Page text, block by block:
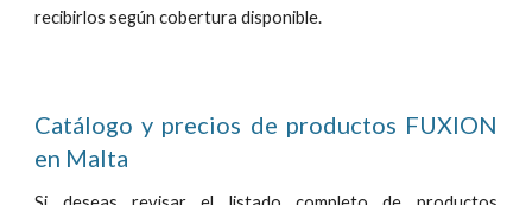
recibirlos según cobertura disponible.
Catálogo y precios de productos FUXION
en Malta